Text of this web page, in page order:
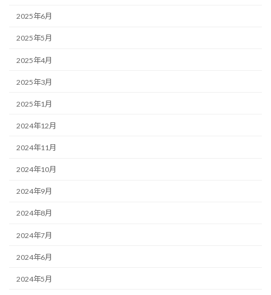
2025年6月
2025年5月
2025年4月
2025年3月
2025年1月
2024年12月
2024年11月
2024年10月
2024年9月
2024年8月
2024年7月
2024年6月
2024年5月